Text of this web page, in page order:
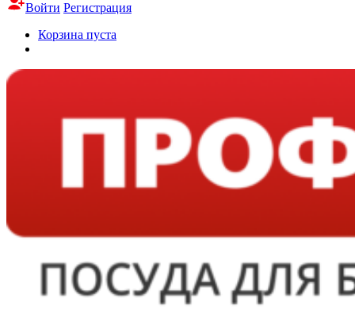
Войти Регистрация
Корзина пуста